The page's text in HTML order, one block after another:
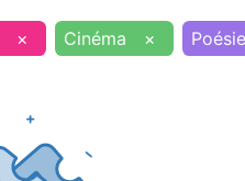
× Cinéma × Poésie